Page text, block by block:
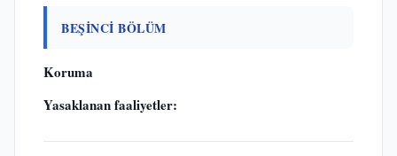
BEŞİNCİ BÖLÜM
Koruma
Yasaklanan faaliyetler: